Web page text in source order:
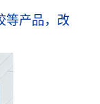
等产品，改